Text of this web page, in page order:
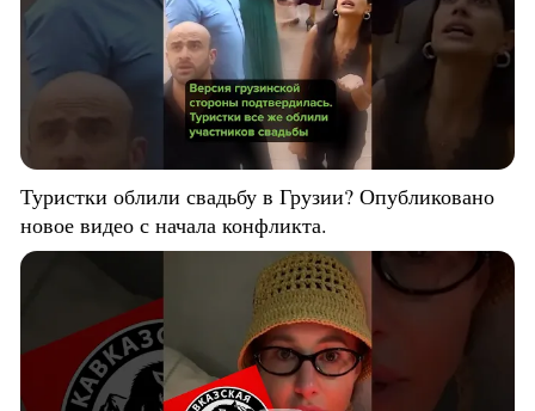
Туристки облили свадьбу в Грузии? Опубликовано
новое видео с начала конфликта.